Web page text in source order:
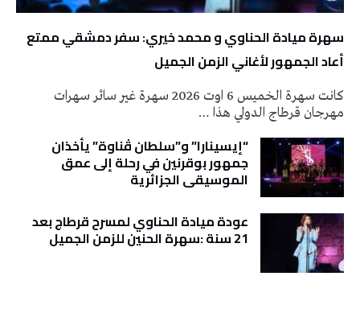
سهرة ميادة الحناوي و محمد خيري: سفر دمشقي ممتع
أعاد الجمهور لأغاني الزمن الجميل
كانت سهرة الخميس 6 اوت 2026 سهرة غير سائر سهرات
مهرجان قرطاج الدولي هذا …
“إيسينارا” و”سلطان ڤناوة” يأخذان
جمهور بوقرنين في رحلة إلى عمق
الموسيقى الجزائرية
عودة ميادة الحناوي لمسرح قرطاج بعد
21 سنة :سهرة الحنين للزمن الجميل